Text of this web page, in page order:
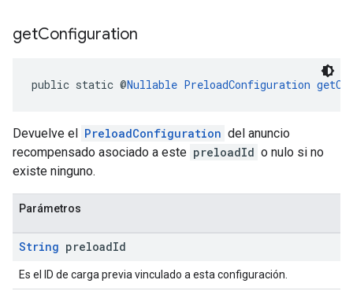
getConfiguration
public static @Nullable PreloadConfiguration
Devuelve el PreloadConfiguration del anuncio
recompensado asociado a este preloadId o nulo si no
existe ninguno.
Parámetros
String preloadId
Es el ID de carga previa vinculado a esta configuración.